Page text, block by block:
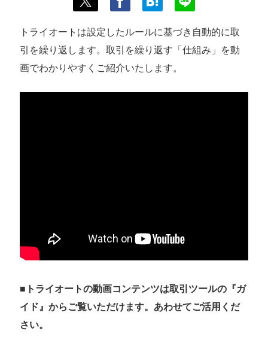
トライオートは設定したルールに基づき自動的に取
引を繰り返します。取引を繰り返す「仕組み」を動
画でわかりやすくご紹介いたします。
■ トライオートの動画コンテンツは取引ツールの『ガ
イド』からご覧いただけます。あわせてご活用くだ
さい。